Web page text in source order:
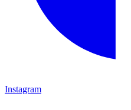
Instagram